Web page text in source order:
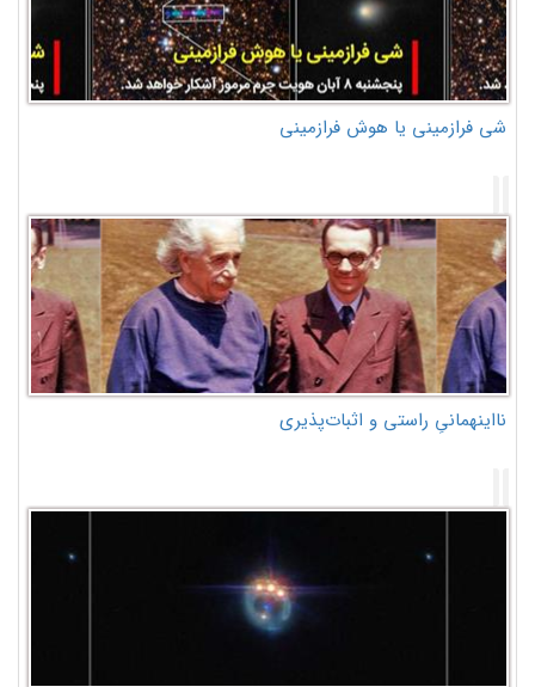
شی فرازمینی یا هوش فرازمینی
نااینهمانیِ راستی و اثبات‌پذیری